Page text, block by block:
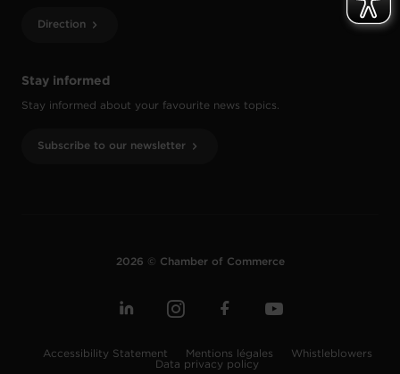
Stay informed
Stay informed about your favourite news topics.
Subscribe to our newsletter
Direction
2026 © Chamber of Commerce
Accessibility Statement Mentions légales
Whistleblowers
Data privacy policy